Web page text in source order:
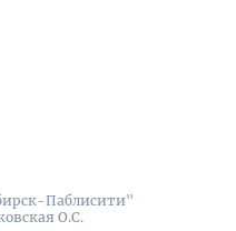
Паблисити"
О.С.